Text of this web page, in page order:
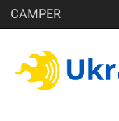
CAMPER